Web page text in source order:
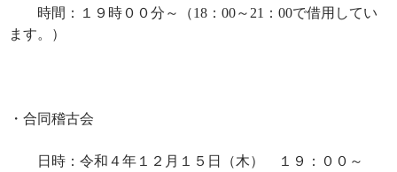
時間：１９時００分～（18：00～21：00で借用してい
ます。）
・合同稽古会
日時：令和４年１２月１５日（木） １９：００～